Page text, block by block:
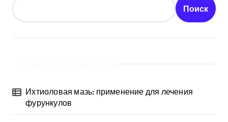
Поиск
Ихтиоловая мазь: применение для лечения
фурункулов